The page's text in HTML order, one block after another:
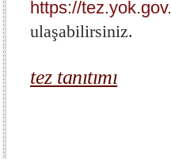
https://
ulaşabilirsiniz.
tez tanıtımı